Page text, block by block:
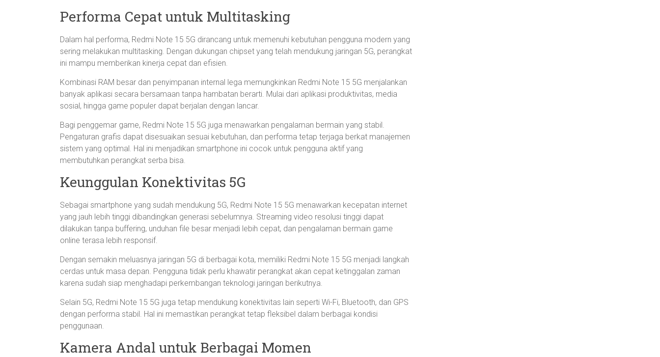
Performa Cepat untuk Multitasking
Dalam hal performa, Redmi Note 15 5G dirancang untuk memenuhi kebutuhan pengguna modern yang
sering melakukan multitasking. Dengan dukungan chipset yang telah mendukung jaringan 5G, perangkat
ini mampu memberikan kinerja cepat dan efisien.
Kombinasi RAM besar dan penyimpanan internal lega memungkinkan Redmi Note 15 5G menjalankan
banyak aplikasi secara bersamaan tanpa hambatan berarti. Mulai dari aplikasi produktivitas, media
sosial, hingga game populer dapat berjalan dengan lancar.
Bagi penggemar game, Redmi Note 15 5G juga menawarkan pengalaman bermain yang stabil.
Pengaturan grafis dapat disesuaikan sesuai kebutuhan, dan performa tetap terjaga berkat manajemen
sistem yang optimal. Hal ini menjadikan smartphone ini cocok untuk pengguna aktif yang
membutuhkan perangkat serba bisa.
Keunggulan Konektivitas 5G
Sebagai smartphone yang sudah mendukung 5G, Redmi Note 15 5G menawarkan kecepatan internet
yang jauh lebih tinggi dibandingkan generasi sebelumnya. Streaming video resolusi tinggi dapat
dilakukan tanpa buffering, unduhan file besar menjadi lebih cepat, dan pengalaman bermain game
online terasa lebih responsif.
Dengan semakin meluasnya jaringan 5G di berbagai kota, memiliki Redmi Note 15 5G menjadi langkah
cerdas untuk masa depan. Pengguna tidak perlu khawatir perangkat akan cepat ketinggalan zaman
karena sudah siap menghadapi perkembangan teknologi jaringan berikutnya.
Selain 5G, Redmi Note 15 5G juga tetap mendukung konektivitas lain seperti Wi-Fi, Bluetooth, dan GPS
dengan performa stabil. Hal ini memastikan perangkat tetap fleksibel dalam berbagai kondisi
penggunaan.
Kamera Andal untuk Berbagai Momen